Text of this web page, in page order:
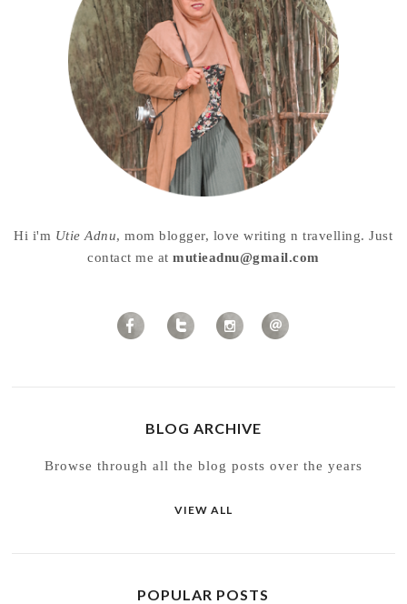
Hi i'm Utie Adnu, mom blogger, love writing n travelling. Just
contact me atmutieadnu@gmail.com
BLOG ARCHIVE
Browse through all the blog posts over the years
VIEW ALL
POPULAR POSTS